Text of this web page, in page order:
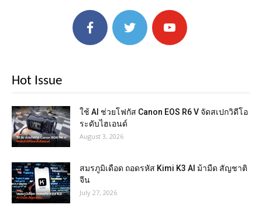
Hot Issue
ใช้ AI ช่วยโฟกัส Canon EOS R6 V จัดสเปกวิดีโอ
ระดับไฮเอนด์
August 3, 2026
สมรภูมิเดือด ถอดรหัส Kimi K3 AI ม้ามืด สัญชาติ
จีน
July 27, 2026